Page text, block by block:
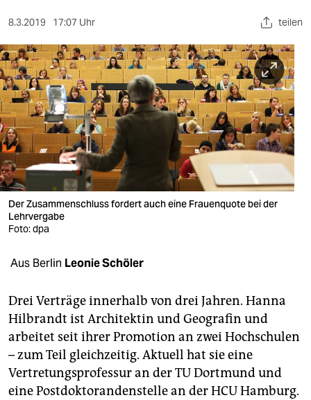
sport
berlin
nord
wahrheit
verlag
verlag
veranstaltungen
unterstützen
abo
genossenschaft
epaper login
8.3.2019 17:07 Uhr teilen
Der Zusammenschluss fordert auch eine Frauenquote bei der
Lehrvergabe
Foto: dpa
Aus Berlin Leonie Schöler
Drei Verträge innerhalb von drei Jahren. Hanna
Hilbrandt ist Architektin und Geografin und
arbeitet seit ihrer Promotion an zwei Hochschulen
– zum Teil gleichzeitig. Aktuell hat sie eine
Vertretungsprofessur an der TU Dortmund und
eine Postdoktorandenstelle an der HCU Hamburg.